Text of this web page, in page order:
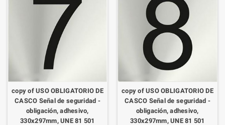
copy of USO OBLIGATORIO DE
CASCO Señal de seguridad -
obligación, adhesivo,
330x297mm, UNE 81 501
copy of USO OBLIGATORIO DE
CASCO Señal de seguridad -
obligación, adhesivo,
330x297mm, UNE 81 501